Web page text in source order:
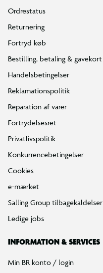
Ordrestatus
Returnering
Fortryd køb
Bestilling, betaling & gavekort
Handelsbetingelser
Reklamationspolitik
Reparation af varer
Fortrydelsesret
Privatlivspolitik
Konkurrencebetingelser
Cookies
e-mærket
Salling Group tilbagekaldelser
Ledige jobs
INFORMATION & SERVICES
Min BR konto / login